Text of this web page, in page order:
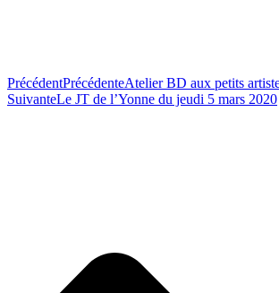
PrécédentPrécédenteAtelier BD aux petits
SuivanteLe JT de l’Yonne du jeudi 5 mars 2020